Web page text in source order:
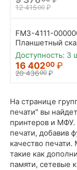
На странице
печати" вы
принтеров и МФУ.
печати, добавив
качество
такие как
памяти, сетевые
12 41500 ₽
FM3-4111-
Планшетный
сборе MF
4140/4122/
Доступность: 3
16 40200 ₽
20 43600 ₽